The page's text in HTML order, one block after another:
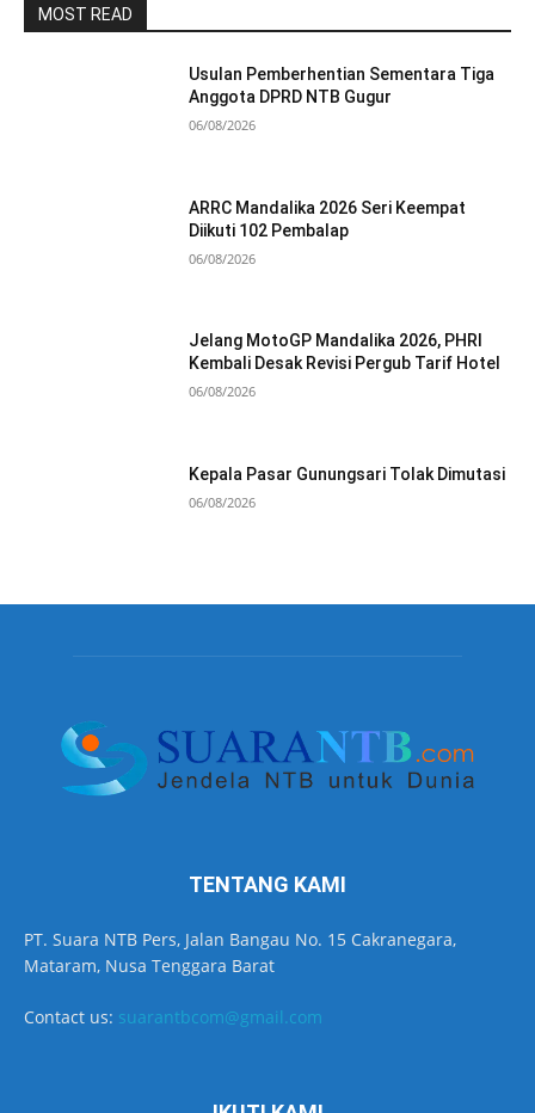
MOST READ
Usulan Pemberhentian Sementara Tiga
Anggota DPRD NTB Gugur
06/08/2026
ARRC Mandalika 2026 Seri Keempat
Diikuti 102 Pembalap
06/08/2026
Jelang MotoGP Mandalika 2026, PHRI
Kembali Desak Revisi Pergub Tarif Hotel
06/08/2026
Kepala Pasar Gunungsari Tolak Dimutasi
06/08/2026
TENTANG KAMI
PT. Suara NTB Pers, Jalan Bangau No. 15 Cakranegara,
Mataram, Nusa Tenggara Barat
Contact us: suarantbcom@gmail.com